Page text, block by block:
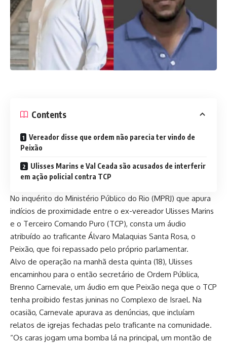
Contents
Vereador disse que ordem não parecia ter vindo de
Peixão
Ulisses Marins e Val Ceada são acusados de interferir
em ação policial contra TCP
No inquérito do Ministério Público do Rio (MPRJ) que apura
indícios de proximidade entre o ex-vereador Ulisses Marins
e o Terceiro Comando Puro (TCP), consta um áudio
atribuído ao traficante Álvaro Malaquias Santa Rosa, o
Peixão, que foi repassado pelo próprio parlamentar.
Alvo de operação na manhã desta quinta (18), Ulisses
encaminhou para o então secretário de Ordem Pública,
Brenno Carnevale, um áudio em que Peixão nega que o TCP
tenha proibido festas juninas no Complexo de Israel. Na
ocasião, Carnevale apurava as denúncias, que incluíam
relatos de igrejas fechadas pelo traficante na comunidade.
“Os caras jogam uma bomba lá na principal, um montão de